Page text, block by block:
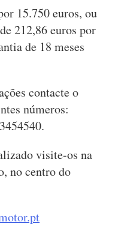
15.750 euros, ou
212,86 euros por
de 18 meses
contacte o
números:
visite-os na
no centro do